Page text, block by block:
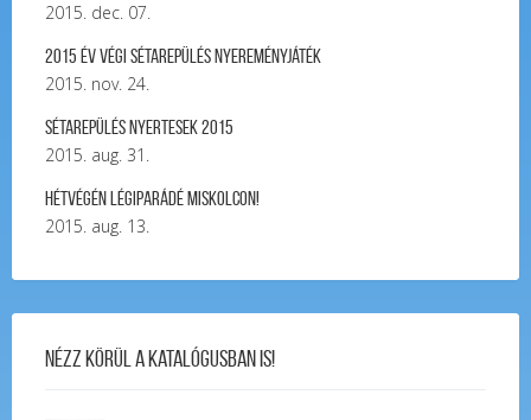
2015. dec. 07.
2015 év végi sétarepülés nyereményjáték
2015. nov. 24.
Sétarepülés nyertesek 2015
2015. aug. 31.
Hétvégén légiparádé Miskolcon!
2015. aug. 13.
Nézz körül a katalógusban is!